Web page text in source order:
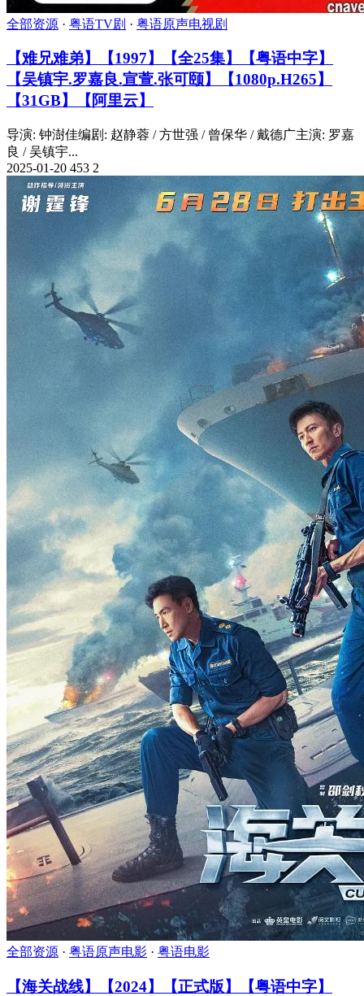
全部资源 · 粤语TV剧 · 粤语原声电视剧
【难兄难弟】【1997】【全25集】【粤语中字】
【吴镇宇.罗嘉良.宣萱.张可颐】【1080p.H265】
【31GB】【阿里云】
导演: 钟澍佳编剧: 赵静蓉 / 方世强 / 曾保华 / 戴德广主演: 罗嘉
良 / 吴镇宇...
2025-01-20 453 2
全部资源 · 粤语原声电影 · 粤语电影
【海关战线】【2024】【正式版】【粤语中字】